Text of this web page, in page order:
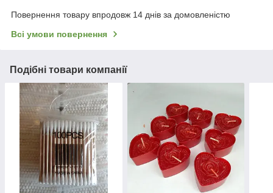
Повернення товару впродовж 14 днів за домовленістю
Всі умови повернення
Подібні товари компанії